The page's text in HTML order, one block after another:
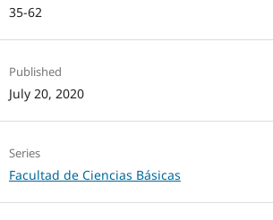
35-62
Published
July 20, 2020
Series
Facultad de Ciencias Básicas